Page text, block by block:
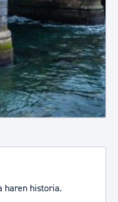
haren historia.